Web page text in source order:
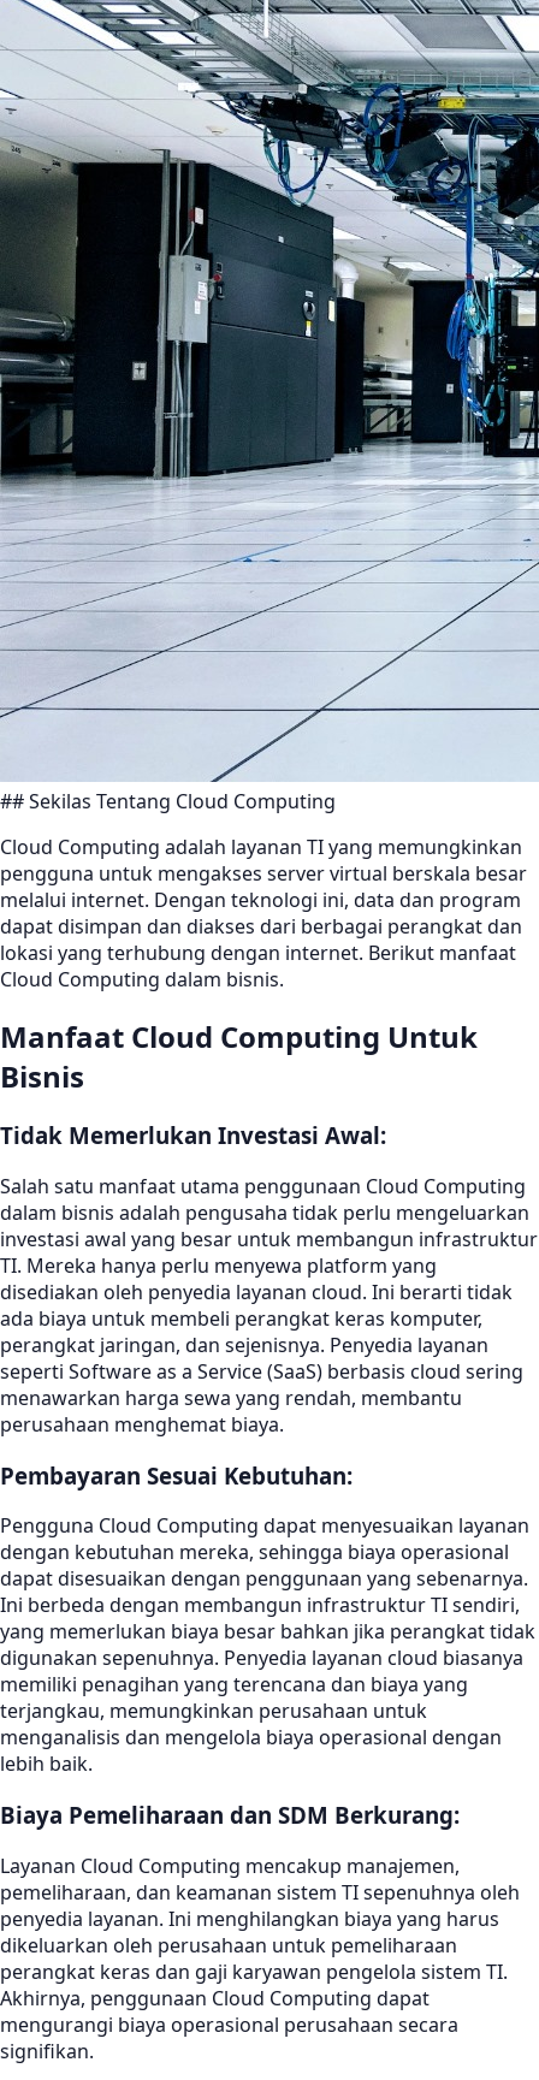
## Sekilas Tentang Cloud Computing
Cloud Computing adalah layanan TI yang memungkinkan
pengguna untuk mengakses server virtual berskala besar
melalui internet. Dengan teknologi ini, data dan program
dapat disimpan dan diakses dari berbagai perangkat dan
lokasi yang terhubung dengan internet. Berikut manfaat
Cloud Computing dalam bisnis.
Manfaat Cloud Computing Untuk
Bisnis
Tidak Memerlukan Investasi Awal:
Salah satu manfaat utama penggunaan Cloud Computing
dalam bisnis adalah pengusaha tidak perlu mengeluarkan
investasi awal yang besar untuk membangun infrastruktur
TI. Mereka hanya perlu menyewa platform yang
disediakan oleh penyedia layanan cloud. Ini berarti tidak
ada biaya untuk membeli perangkat keras komputer,
perangkat jaringan, dan sejenisnya. Penyedia layanan
seperti Software as a Service (SaaS) berbasis cloud sering
menawarkan harga sewa yang rendah, membantu
perusahaan menghemat biaya.
Pembayaran Sesuai Kebutuhan:
Pengguna Cloud Computing dapat menyesuaikan layanan
dengan kebutuhan mereka, sehingga biaya operasional
dapat disesuaikan dengan penggunaan yang sebenarnya.
Ini berbeda dengan membangun infrastruktur TI sendiri,
yang memerlukan biaya besar bahkan jika perangkat tidak
digunakan sepenuhnya. Penyedia layanan cloud biasanya
memiliki penagihan yang terencana dan biaya yang
terjangkau, memungkinkan perusahaan untuk
menganalisis dan mengelola biaya operasional dengan
lebih baik.
Biaya Pemeliharaan dan SDM Berkurang:
Layanan Cloud Computing mencakup manajemen,
pemeliharaan, dan keamanan sistem TI sepenuhnya oleh
penyedia layanan. Ini menghilangkan biaya yang harus
dikeluarkan oleh perusahaan untuk pemeliharaan
perangkat keras dan gaji karyawan pengelola sistem TI.
Akhirnya, penggunaan Cloud Computing dapat
mengurangi biaya operasional perusahaan secara
signifikan.